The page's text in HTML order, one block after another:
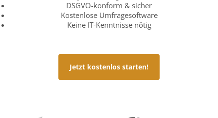
DSGVO-konform & sicher
Kostenlose Umfragesoftware
Keine IT-Kenntnisse nötig
Jetzt kostenlos starten!